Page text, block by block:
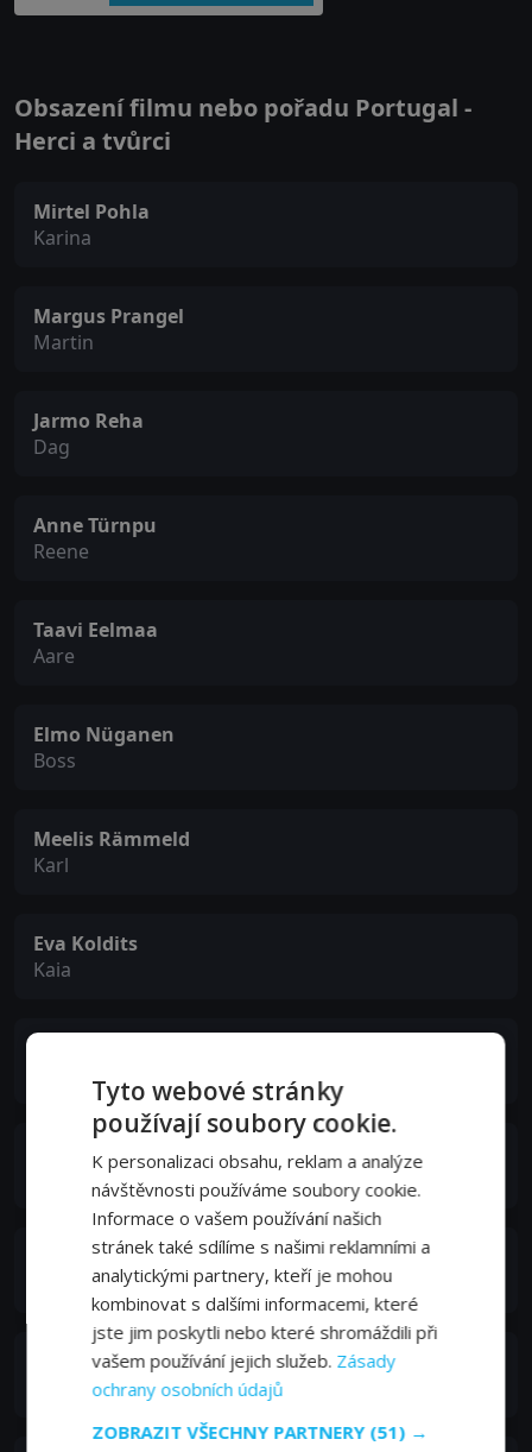
Obsazení filmu nebo pořadu Portugal -
Herci a tvůrci
Mirtel Pohla
Karina
Margus Prangel
Martin
Jarmo Reha
Dag
Anne Türnpu
Reene
Taavi Eelmaa
Aare
Elmo Nüganen
Boss
Meelis Rämmeld
Karl
Eva Koldits
Kaia
Inga Salurand
Jens Patrick Rebane
Helena Merzin-Tamm
Tyto webové stránky
používají soubory cookie.
K personalizaci obsahu, reklam a analýze
návštěvnosti používáme soubory cookie.
Informace o vašem používání našich
stránek také sdílíme s našimi reklamními a
analytickými partnery, kteří je mohou
kombinovat s dalšími informacemi, které
jste jim poskytli nebo které shromáždili při
vašem používání jejich služeb. Zásady
ochrany osobních údajů
ZOBRAZIT VŠECHNY PARTNERY (51) →